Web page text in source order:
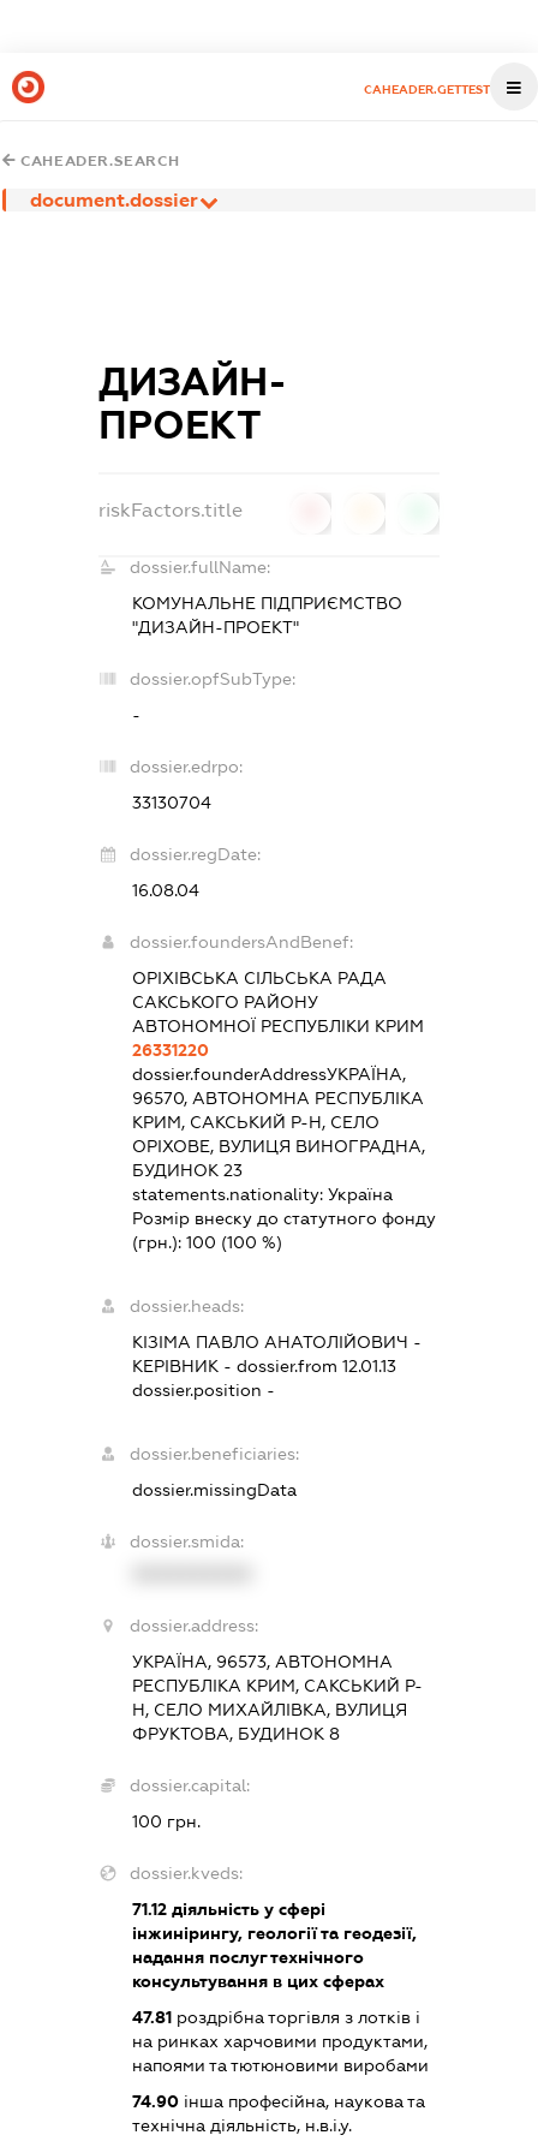
CAHEADER.GETTEST
CAHEADER.SEARCH
document.dossier
ДИЗАЙН-
ПРОЕКТ
riskFactors.title
dossier.fullName:
КОМУНАЛЬНЕ ПІДПРИЄМСТВО
"ДИЗАЙН-ПРОЕКТ"
dossier.opfSubType:
-
dossier.edrpo:
33130704
dossier.regDate:
16.08.04
dossier.foundersAndBenef:
ОРІХІВСЬКА СІЛЬСЬКА РАДА
САКСЬКОГО РАЙОНУ
АВТОНОМНОЇ РЕСПУБЛІКИ КРИМ
26331220
dossier.founderAddressУКРАЇНА,
96570, АВТОНОМНА РЕСПУБЛІКА
КРИМ, САКСЬКИЙ Р-Н, СЕЛО
ОРІХОВЕ, ВУЛИЦЯ ВИНОГРАДНА,
БУДИНОК 23
statements.nationality:Україна
Розмір внеску до статутного фонду
(грн.):100 (100 %)
dossier.heads:
КІЗІМА ПАВЛО АНАТОЛІЙОВИЧ -
КЕРІВНИК - dossier.from 12.01.13
dossier.position -
dossier.beneficiaries:
dossier.missingData
dossier.smida:
dossier.address:
УКРАЇНА, 96573, АВТОНОМНА
РЕСПУБЛІКА КРИМ, САКСЬКИЙ Р-
Н, СЕЛО МИХАЙЛІВКА, ВУЛИЦЯ
ФРУКТОВА, БУДИНОК 8
dossier.capital:
100 грн.
dossier.kveds:
71.12 діяльність у сфері
інжинірингу, геології та геодезії,
надання послуг технічного
консультування в цих сферах
47.81 роздрібна торгівля з лотків і
на ринках харчовими продуктами,
напоями та тютюновими виробами
74.90 інша професійна, наукова та
технічна діяльність, н.в.і.у.